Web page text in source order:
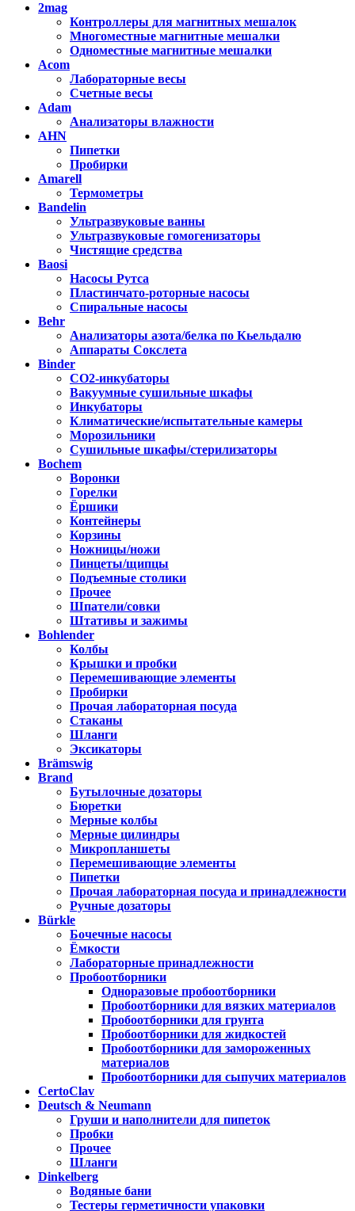
2mag
Контроллеры для магнитных мешалок
Многоместные магнитные мешалки
Одноместные магнитные мешалки
Acom
Лабораторные весы
Счетные весы
Adam
Анализаторы влажности
AHN
Пипетки
Пробирки
Amarell
Термометры
Bandelin
Ультразвуковые ванны
Ультразвуковые гомогенизаторы
Чистящие средства
Baosi
Насосы Рутса
Пластинчато-роторные насосы
Спиральные насосы
Behr
Анализаторы азота/белка по Кьельдалю
Аппараты Сокслета
Binder
CO2-инкубаторы
Вакуумные сушильные шкафы
Инкубаторы
Климатические/испытательные камеры
Морозильники
Сушильные шкафы/стерилизаторы
Bochem
Воронки
Горелки
Ёршики
Контейнеры
Корзины
Ножницы/ножи
Пинцеты/щипцы
Подъемные столики
Прочее
Шпатели/совки
Штативы и зажимы
Bohlender
Колбы
Крышки и пробки
Перемешивающие элементы
Пробирки
Прочая лабораторная посуда
Стаканы
Шланги
Эксикаторы
Brämswig
Brand
Бутылочные дозаторы
Бюретки
Мерные колбы
Мерные цилиндры
Микропланшеты
Перемешивающие элементы
Пипетки
Прочая лабораторная посуда и принадлежности
Ручные дозаторы
Bürkle
Бочечные насосы
Ёмкости
Лабораторные принадлежности
Пробоотборники
Одноразовые пробоотборники
Пробоотборники для вязких материалов
Пробоотборники для грунта
Пробоотборники для жидкостей
Пробоотборники для замороженных
материалов
Пробоотборники для сыпучих материалов
CertoClav
Deutsch & Neumann
Груши и наполнители для пипеток
Пробки
Прочее
Шланги
Dinkelberg
Водяные бани
Тестеры герметичности упаковки